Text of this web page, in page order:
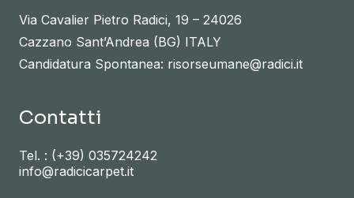
Via Cavalier Pietro Radici, 19 – 24026
Cazzano Sant’Andrea (BG) ITALY
Candidatura Spontanea: risorseumane@radici.it
Contatti
Tel. : (+39) 035724242
info@radicicarpet.it